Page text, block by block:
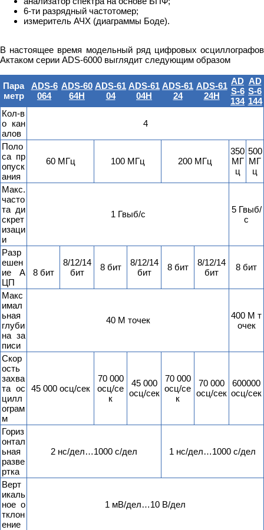
6-ти разрядный частотомер;
измеритель АЧХ (диаграммы Боде).
В настоящее время модельный ряд цифровых осциллографов
Актаком серии ADS-6000 выглядит следующим образом
Пара
метр
ADS-6
064
ADS-60
64H
ADS-61
04
ADS-61
04H
ADS-61
24
ADS-61
24H
AD
S-6
134
AD
S-6
144
Кол-в
о кан
алов
4
Поло
са пр
опуск
ания
60 МГц 100 МГц 200 МГц
350
МГ
ц
500
МГ
ц
Макс.
часто
та ди
скрет
изаци
и
1 Гвыб/с
5 Гвыб/
с
Разр
ешен
ие А
ЦП
8 бит
8/12/14
бит
8 бит
8/12/14
бит
8 бит
8/12/14
бит
8 бит
Макс
имал
ьная
глуби
на за
писи
40 М точек
400 М т
очек
Скор
ость
захва
та ос
цилл
ограм
м
45 000 осц/сек
70 000
осц/се
к
45 000
осц/сек
70 000
осц/се
к
70 000
осц/сек
600000
осц/сек
Гориз
онтал
ьная
разве
ртка
2 нс/дел…1000 с/дел 1 нс/дел…1000 с/дел
Верт
икаль
ное о
тклон
ение
1 мВ/дел…10 В/дел